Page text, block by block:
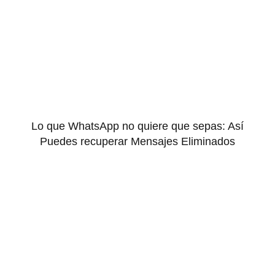
Lo que WhatsApp no quiere que sepas: Así
Puedes recuperar Mensajes Eliminados